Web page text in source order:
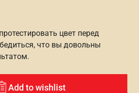
цвет перед
что вы довольны
Add to wishlist